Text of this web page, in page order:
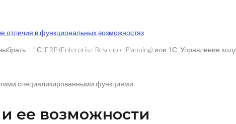
отличия в функциональных возможностях
– 1С: ERP (Enterprise Resource Planning) или 1С: Управление
специализированными функциями.
ее возможности